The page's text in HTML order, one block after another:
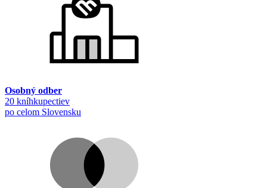
Osobný odber
20 kníhkupectiev
po celom Slovensku